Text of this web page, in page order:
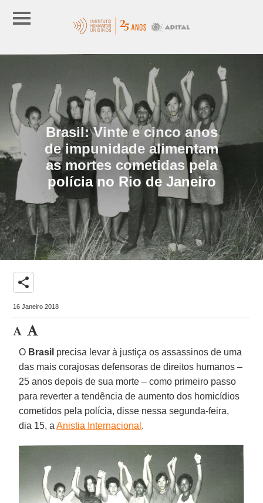
Brasil: Vinte e cinco anos
de impunidade alimentam
as mortes cometidas pela
polícia no Rio de Janeiro
share
16 Janeiro 2018
O Brasil precisa levar à justiça os assassinos de uma
das mais corajosas defensoras de direitos humanos –
25 anos depois de sua morte – como primeiro passo
para reverter a tendência de aumento dos homicídios
cometidos pela polícia, disse nessa segunda-feira,
dia 15, aAnistia Internacional .